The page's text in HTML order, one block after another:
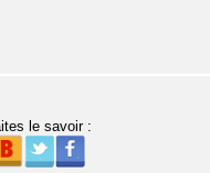
le savoir :